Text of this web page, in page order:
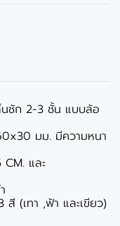
ชัก 2-3 ชั้น แบบล้อ
มม. มีความหนา
และ
(เทา ,ฟ้า และเขียว)